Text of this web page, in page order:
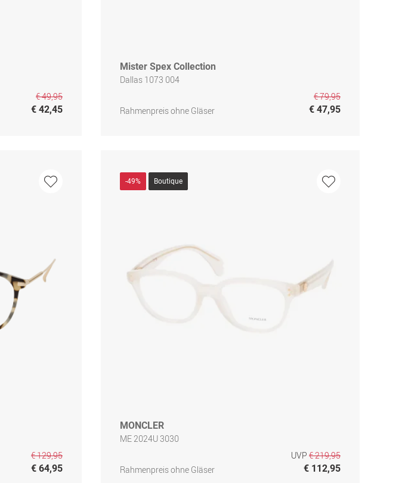
€ 49,95
€ 42,45
Mister Spex Collection
Dallas 1073 004
Rahmenpreis ohne Gläser
€ 79,95
€ 47,95
€ 129,95
€ 64,95
-49% Boutique
MONCLER
ME 2024U 3030
Rahmenpreis ohne Gläser
UVP € 219,95
€ 112,95